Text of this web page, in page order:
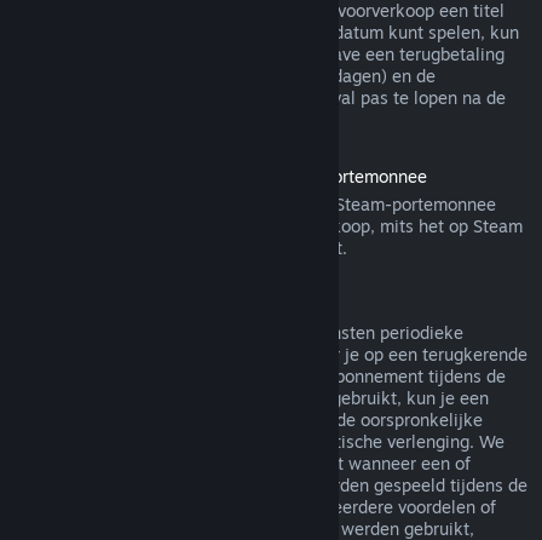
mee voor de limiet van 2 uur. Als je in de voorverkoop een titel
koopt die je niet voor de officiële uitgavedatum kunt spelen, kun
je op ieder gewenst moment voor de uitgave een terugbetaling
aanvragen. De standaard bedenktijd (14 dagen) en de
speeltijdlimiet (2 uur) beginnen in dat geval pas te lopen na de
Terugbetalingen van saldo in de Steam-portemonnee
Je kunt een terugbetaling van saldo in je Steam-portemonnee
aanvragen binnen veertien dagen na aankoop, mits het op Steam
is gekocht en je er niets van hebt gebruikt.
Steam biedt voor sommige inhoud en diensten periodieke
toegang (bijv. maandelijks, jaarlijks) waar je op een terugkerende
basis voor betaalt. Als een terugkerend abonnement tijdens de
huidige gefactureerde periode niet werd gebruikt, kun je een
terugbetaling aanvragen binnen 48 u. na de oorspronkelijke
aankoop, of binnen 48 u. na elke automatische verlenging. We
beschouwen een abonnement als gebruikt wanneer een of
meerdere spellen uit het abonnement werden gespeeld tijdens de
gefactureerde periode, of als er een of meerdere voordelen of
kortingen inbegrepen bij het abonnement werden gebruikt,